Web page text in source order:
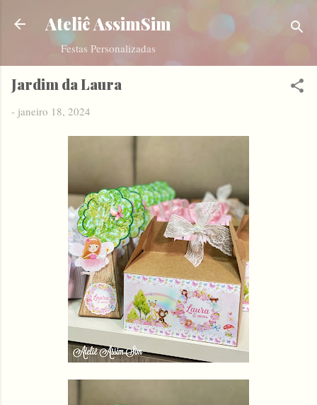
Pular para o conteúdo principal
Ateliê AssimSim
Festas Personalizadas
Jardim da Laura
- janeiro 18, 2024